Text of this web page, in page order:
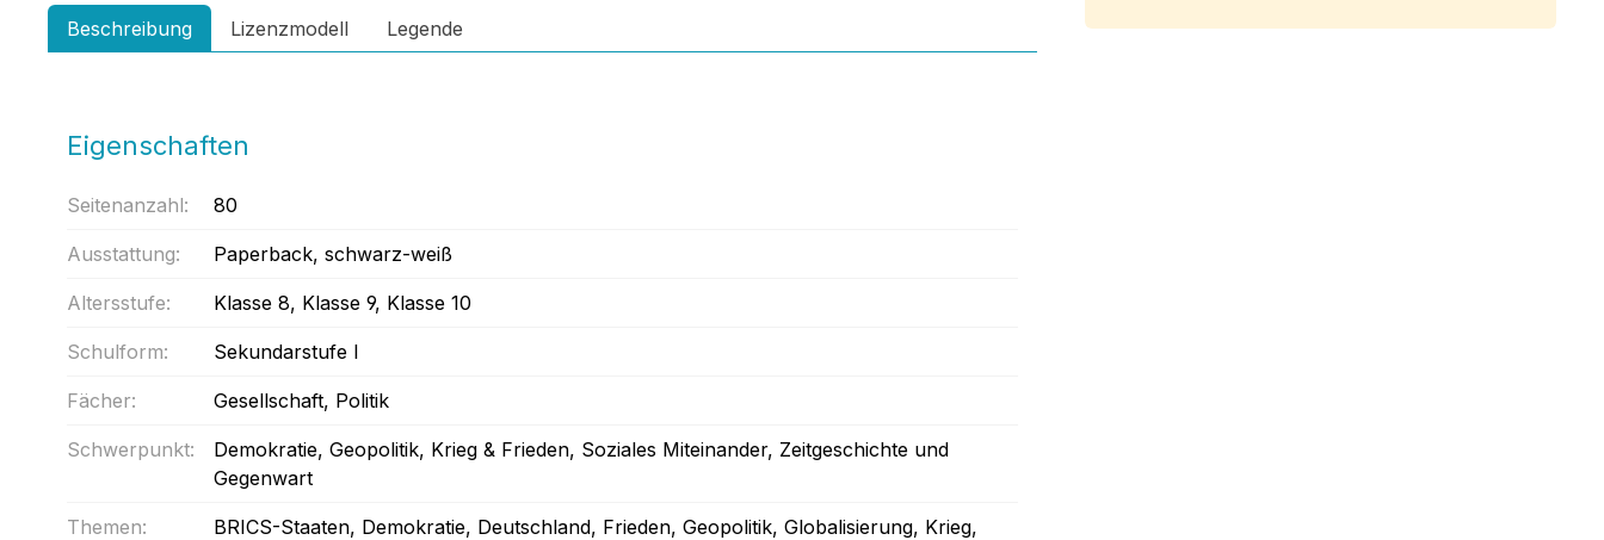
Beschreibung Lizenzmodell Legende
Eigenschaften
Seitenanzahl: 80
Ausstattung: Paperback, schwarz-weiß
Altersstufe: Klasse 8, Klasse 9, Klasse 10
Schulform: Sekundarstufe I
Fächer: Gesellschaft, Politik
Schwerpunkt: Demokratie, Geopolitik, Krieg & Frieden, Soziales Miteinander, Zeitgeschichte und
Gegenwart
Themen: BRICS-Staaten, Demokratie, Deutschland, Frieden, Geopolitik, Globalisierung, Krieg,